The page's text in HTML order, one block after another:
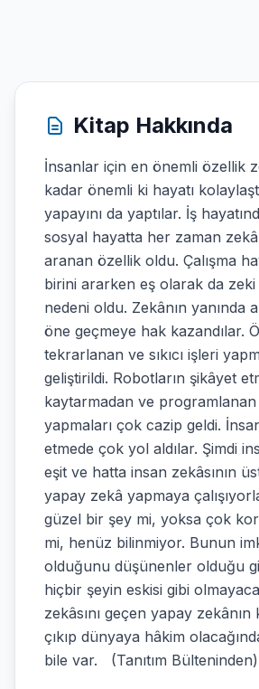
Kitap Hakkında
İnsanlar için en önemli özellik
kadar önemli ki hayatı
yapayını da yaptılar. İş
sosyal hayatta her zaman
aranan özellik oldu. Çalışma
birini ararken eş olarak da zeki
nedeni oldu. Zekânın yanında
öne geçmeye hak kazandılar.
tekrarlanan ve sıkıcı işleri
geliştirildi. Robotların şikâyet
kaytarmadan ve programlanan
yapmaları çok cazip geldi.
etmede çok yol aldılar. Şimdi
eşit ve hatta insan zekâsının
yapay zekâ yapmaya
güzel bir şey mi, yoksa çok
mi, henüz bilinmiyor. Bunun
olduğunu düşünenler olduğu
hiçbir şeyin eskisi gibi
zekâsını geçen yapay
çıkıp dünyaya hâkim
bile var. (Tanıtım